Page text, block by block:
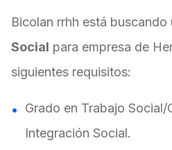
Bicolan rrhh está buscando
Social para empresa de
siguientes requisitos:
Grado en Trabajo Social/
Integración Social.